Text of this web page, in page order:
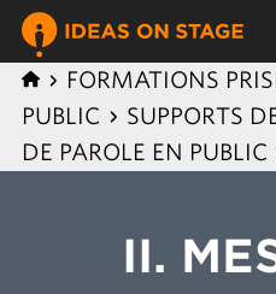
FORMATIONS
PUBLIC
SUPPORTS
DE PAROLE EN PUBLIC
II.